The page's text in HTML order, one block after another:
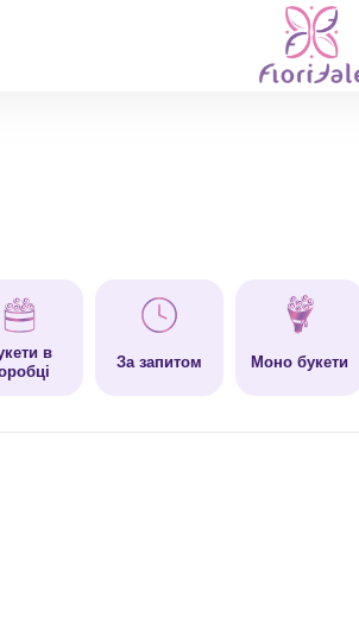
в
За запитом Моно букети